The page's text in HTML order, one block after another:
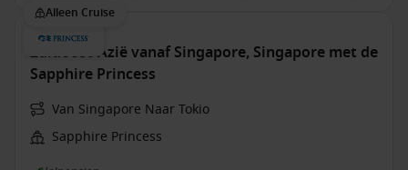
Alleen Cruise
Zuidoost-Azië vanaf Singapore, Singapore met de
Sapphire Princess
Van Singapore Naar Tokio
Sapphire Princess